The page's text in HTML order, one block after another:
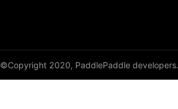
©Copyright 2020, PaddlePaddle developers.